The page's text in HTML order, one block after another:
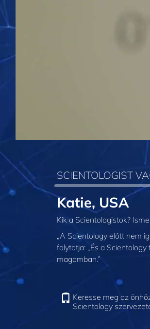
SCIENTOLOGIST
Katie, USA
Kik a Scientologistok?
„A Scientology előtt nem
folytatja: „És a
magamban.”
Keresse meg az
Scientology